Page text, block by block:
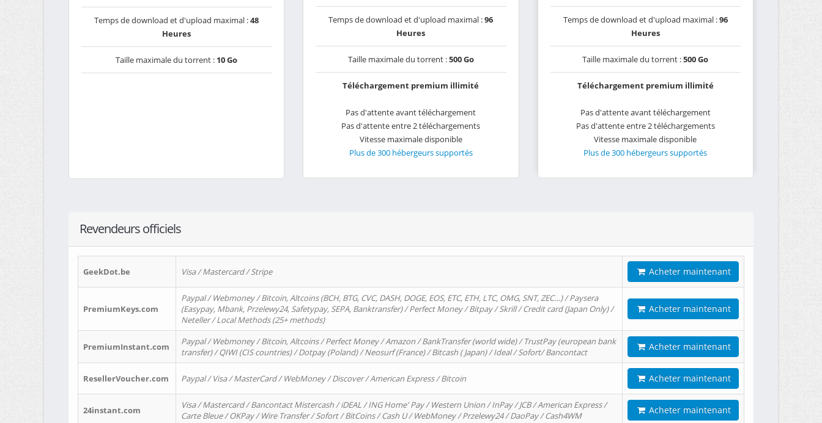
Temps de download et d'upload maximal :48
Heures
Taille maximale du torrent : 10 Go
Temps de download et d'upload maximal :96
Heures
Taille maximale du torrent :500 Go
Téléchargement premium illimité
Pas d'attente avant téléchargement
Pas d'attente entre 2 téléchargements
Vitesse maximale disponible
Plus de 300 hébergeurs supportés
Temps de download et d'upload maximal :96
Heures
Taille maximale du torrent :500 Go
Téléchargement premium illimité
Pas d'attente avant téléchargement
Pas d'attente entre 2 téléchargements
Vitesse maximale disponible
Plus de 300 hébergeurs supportés
Revendeurs officiels
GeekDot.be Visa / Mastercard / Stripe Acheter maintenant
PremiumKeys.com
Paypal / Webmoney / Bitcoin, Altcoins (BCH, BTG, CVC, DASH, DOGE, EOS, ETC, ETH, LTC, OMG, SNT, ZEC…) / Paysera
(Easypay, Mbank, Przelewy24, Safetypay, SEPA, Banktransfer) / Perfect Money / Bitpay / Skrill / Credit card (Japan Only) /
Neteller / Local Methods (25+ methods)
Acheter maintenant
PremiumInstant.com
Paypal / Webmoney / Bitcoin, Altcoins / Perfect Money / Amazon / BankTransfer (world wide) / TrustPay (european bank
transfer) / QIWI (CIS countries) / Dotpay (Poland) / Neosurf (France) / Bitcash ( Japan) / Ideal / Sofort/ Bancontact
Acheter maintenant
ResellerVoucher.com Paypal / Visa / MasterCard / WebMoney / Discover / American Express / Bitcoin Acheter maintenant
24instant.com
Visa / Mastercard / Bancontact Mistercash / iDEAL / ING Home' Pay / Western Union / InPay / JCB / American Express /
Carte Bleue / OKPay / Wire Transfer / Sofort / BitCoins / Cash U / WebMoney / Przelewy24 / DaoPay / Cash4WM
Acheter maintenant